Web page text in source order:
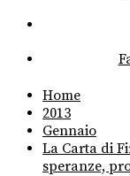
Home
2013
Gennaio
La Carta di
speranze,